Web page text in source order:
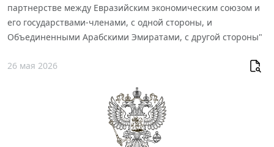
партнерстве между Евразийским экономическим союзом и
его государствами-членами, с одной стороны, и
Объединенными Арабскими Эмиратами, с другой стороны"
26 мая 2026